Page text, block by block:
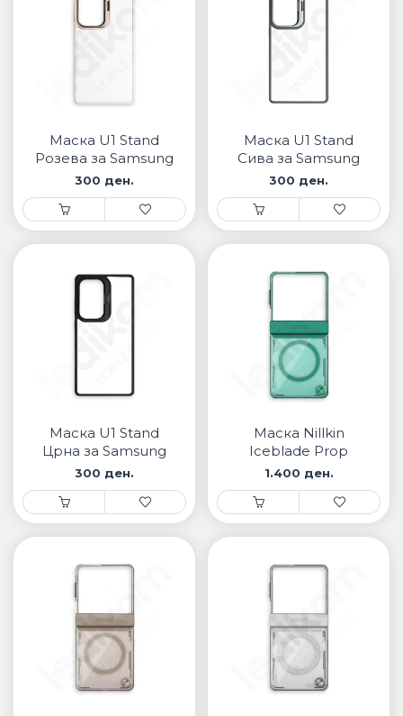
Маска U1 Stand
Розева за Samsung
300 ден.
Маска U1 Stand
Сива за Samsung
300 ден.
Маска U1 Stand
Црна за Samsung
300 ден.
Маска Nillkin
Iceblade Prop
Зелена за Samsung
1.400 ден.